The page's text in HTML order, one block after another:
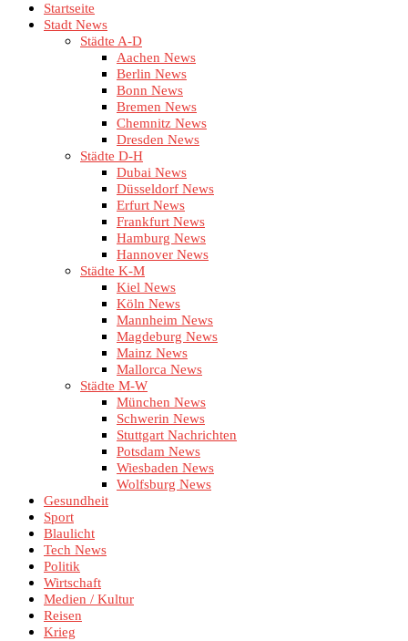
Startseite
Stadt News
Städte A-D
Aachen News
Berlin News
Bonn News
Bremen News
Chemnitz News
Dresden News
Städte D-H
Dubai News
Düsseldorf News
Erfurt News
Frankfurt News
Hamburg News
Hannover News
Städte K-M
Kiel News
Köln News
Mannheim News
Magdeburg News
Mainz News
Mallorca News
Städte M-W
München News
Schwerin News
Stuttgart Nachrichten
Potsdam News
Wiesbaden News
Wolfsburg News
Gesundheit
Sport
Blaulicht
Tech News
Politik
Wirtschaft
Medien / Kultur
Reisen
Krieg